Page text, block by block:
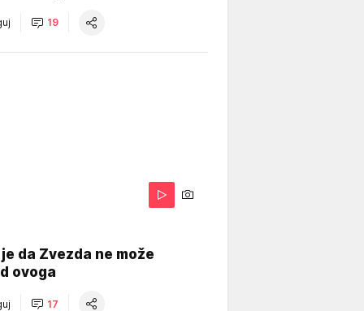
19
da Zvezda ne može
ovoga
17